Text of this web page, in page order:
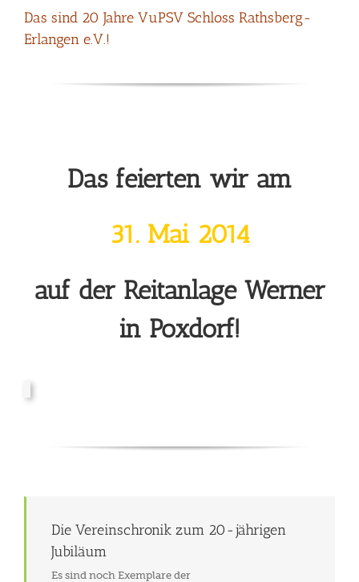
Das sind 20 Jahre VuPSV Schloss Rathsberg-
Erlangen e.V.!
Das feierten wir am
31. Mai 2014
auf der Reitanlage Werner
in Poxdorf!
Die Vereinschronik zum 20-jährigen
Jubiläum
Es sind noch Exemplare der